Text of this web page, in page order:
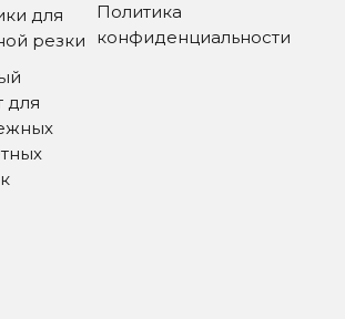
для
резки
для
Политика
конфиденциальности